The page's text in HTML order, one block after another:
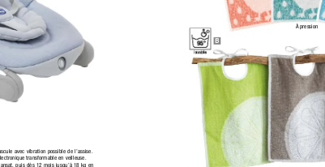
avec vibration possible de l’assise.
transformable en veilleuse.
puis dès 12 mois jusqu’à 18 kg en
B
À pression